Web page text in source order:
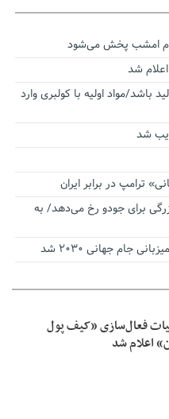
امشب پخش می‌شود
شد
باشد/مواد اولیه با کولبری وارد
شد
ترامپ در برابر ایران
برای جودو رخ می‌دهد/ به
جام جهانی ۲۰۳۰ شد
فعال‌سازی «کیف پول
اعلام شد